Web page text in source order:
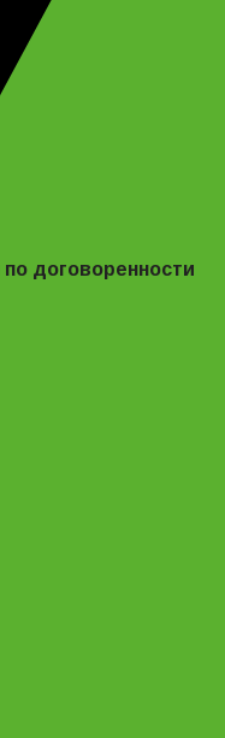
по договоренности